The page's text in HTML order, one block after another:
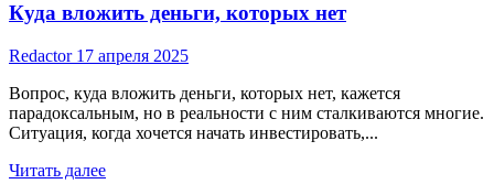
рынки
России
Куда вложить деньги, которых нет
Redactor 17 апреля 2025
Вопрос, куда вложить деньги, которых нет, кажется
парадоксальным, но в реальности с ним сталкиваются многие.
Ситуация, когда хочется начать инвестировать,...
Читать далееRead